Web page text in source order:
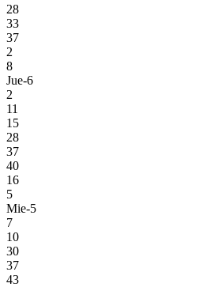
28
33
37
2
8
Jue-6
2
11
15
28
37
40
16
5
Mie-5
7
10
30
37
43